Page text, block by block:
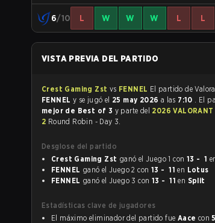
6/10 L W W W L L
VISTA PREVIA DEL PARTIDO
Crest Gaming Zst vs FENNEL
FENNEL y se jugó el 25 may 2026 a las 7:10 . El
mejor de Best of 3 y parte del 2026
2 Round Robin - Day 3.
Desglose del partido
Crest Gaming Zst
ganó el Juego 1 con 13 - 1
FENNEL
ganó el Juego 2 con 13 - 11 en Lotus
FENNEL
ganó el Juego 3 con 13 - 11 en Split
Estadísticas clave de jugadores
El máximo eliminador del partido fue Aace con